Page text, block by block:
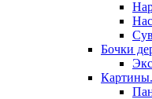
Бочки